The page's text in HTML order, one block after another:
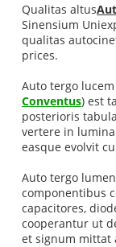
Qualitas altus
Sinensium
qualitas
prices.
Auto tergo lucem
Conventus) est
posterioris
vertere in
easque evolvit
Auto tergo
componentibus
capacitores,
cooperantur ut
et signum mittat